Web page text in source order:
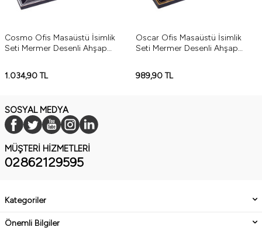
Cosmo Ofis Masaüstü İsimlik
Seti Mermer Desenli Ahşap
1.034,90 TL
Oscar Ofis Masaüstü İsimlik
Seti Mermer Desenli Ahşap
989,90 TL
SOSYAL MEDYA
MÜŞTERI HIZMETLERI
02862129595
Kategoriler
Önemli Bilgiler